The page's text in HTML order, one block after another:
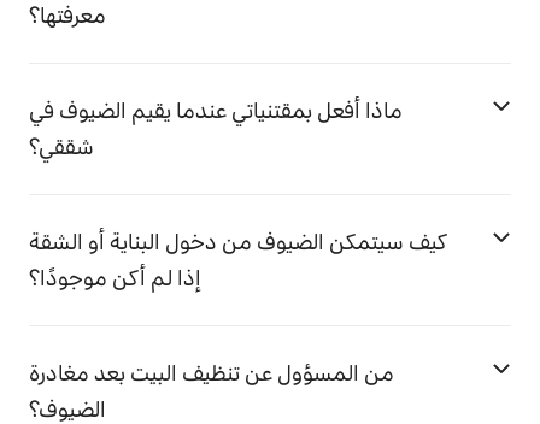
معرفتها؟
ماذا أفعل بمقتنياتي عندما يقيم الضيوف في
شققي؟
كيف سيتمكن الضيوف من دخول البناية أو الشقة
إذا لم أكن موجودًا؟
من المسؤول عن تنظيف البيت بعد مغادرة
الضيوف؟